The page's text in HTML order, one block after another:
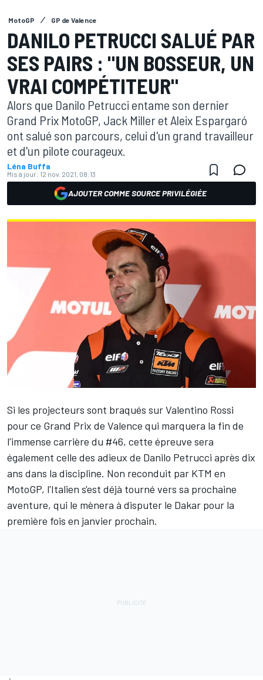
MotoGP GP de Valence
DANILO PETRUCCI SALUÉ PAR
SES PAIRS : "UN BOSSEUR, UN
VRAI COMPÉTITEUR"
Alors que Danilo Petrucci entame son dernier
Grand Prix MotoGP, Jack Miller et Aleix Espargaró
ont salué son parcours, celui d'un grand travailleur
et d'un pilote courageux.
Léna Buffa
Mis à jour: 12 nov. 2021, 08:13
AJOUTER COMME SOURCE PRIVILÉGIÉE
Si les projecteurs sont braqués surValentino Rossi
pour ce Grand Prix de Valence qui marquera la fin de
l'immense carrière du #46, cette épreuve sera
également celle des adieux de Danilo Petrucci après dix
ans dans la discipline. Non reconduit par KTM en
MotoGP, l'Italien s'est déjà tourné vers sa prochaine
aventure, qui le mènera à disputer le Dakar pour la
première fois en janvier prochain.